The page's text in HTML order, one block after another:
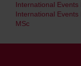
International
International
MSc